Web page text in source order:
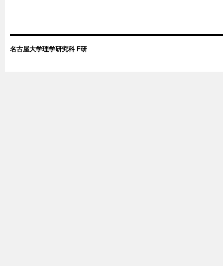
名古屋大学理学研究科 F研